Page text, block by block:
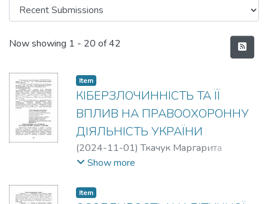
Recent Submissions
Now showing 1 - 20 of 42
Item
КІБЕРЗЛОЧИННІСТЬ ТА ЇЇ
ВПЛИВ НА ПРАВООХОРОННУ
ДІЯЛЬНІСТЬ УКРАЇНИ
(2024-11-01)Ткачук Маргарита
Геннадіївна;Яровий К.В.
Show more
Item